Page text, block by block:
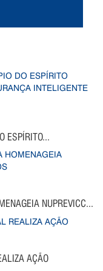
ESPÍRITO...
NUPREVICC...
AÇÃO